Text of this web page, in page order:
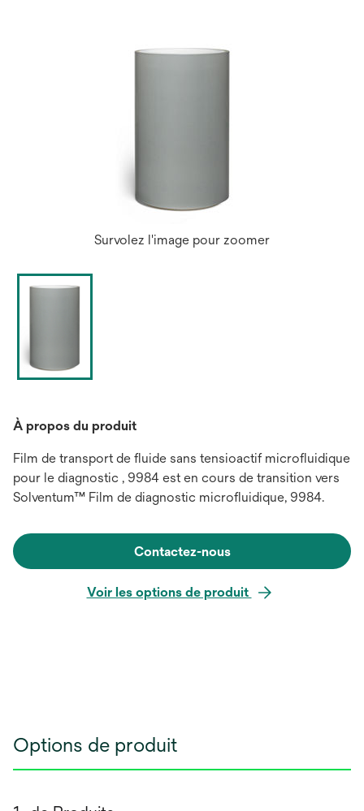
Survolez l'image pour zoomer
À propos du produit
Film de transport de fluide sans tensioactif microfluidique
pour le diagnostic , 9984 est en cours de transition vers
Solventum™ Film de diagnostic microfluidique, 9984.
Contactez-nous
Voir les options de produit
Options de produit